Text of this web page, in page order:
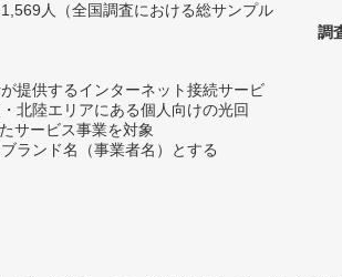
1,569人（全国調査における総サンプル
提供するインターネット接続サービ
北陸エリアにある個人向けの光回
サービス事業を対象
ランド名（事業者名）とする
調